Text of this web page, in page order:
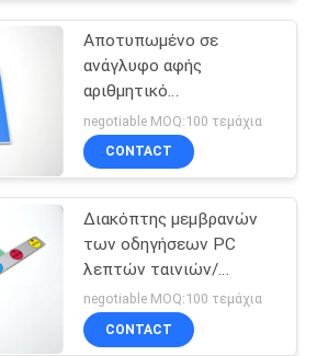
Αποτυπωμένο σε
ανάγλυφο αφής
αριθμητικό
πληκτρολόγιο
διακοπτών μεμβρανών
θόλων μετάλλων με το
οδηγήσεων
negotiable MOQ:100 τεμάχια
CONTACT
Διακόπτης μεμβρανών
των οδηγήσεων PC
λεπτών ταινιών/
επικαλύψεων της PET
με την ουρά συνδετήρων
2mm
negotiable MOQ:100 τεμάχια
CONTACT